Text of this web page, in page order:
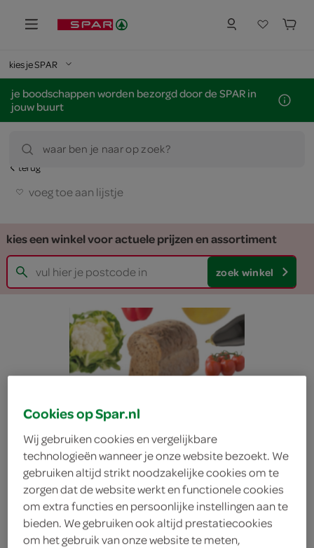
kies je SPAR
je boodschappen worden bezorgd door de SPAR in
jouw buurt
waar ben je naar op zoek?
terug
voeg toe aan lijstje
kies een winkel voor actuele prijzen en assortiment
zoek winkel
Cookies op Spar.nl
Wij gebruiken cookies en vergelijkbare
technologieën wanneer je onze website bezoekt. We
gebruiken altijd strikt noodzakelijke cookies om te
zorgen dat de website werkt en functionele cookies
om extra functies en persoonlijke instellingen aan te
bieden. We gebruiken ook altijd prestatiecookies
om het gebruik van onze website te meten,